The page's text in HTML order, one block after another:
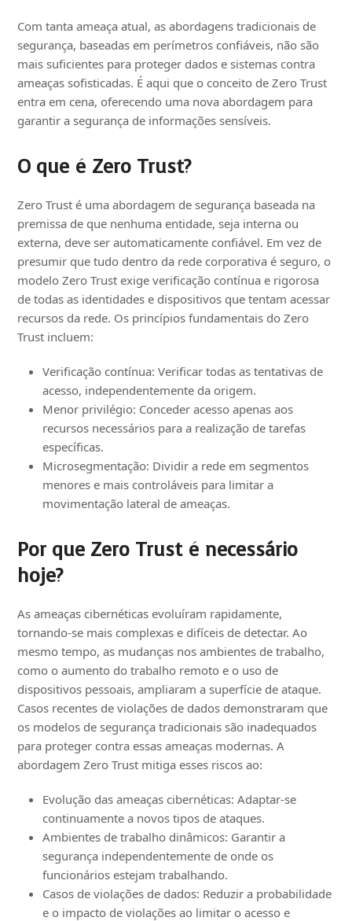
Com tanta ameaça atual, as abordagens tradicionais de
segurança, baseadas em perímetros confiáveis, não são
mais suficientes para proteger dados e sistemas contra
ameaças sofisticadas. É aqui que o conceito de Zero Trust
entra em cena, oferecendo uma nova abordagem para
garantir a segurança de informações sensíveis.
O que é Zero Trust?
Zero Trust é uma abordagem de segurança baseada na
premissa de que nenhuma entidade, seja interna ou
externa, deve ser automaticamente confiável. Em vez de
presumir que tudo dentro da rede corporativa é seguro, o
modelo Zero Trust exige verificação contínua e rigorosa
de todas as identidades e dispositivos que tentam acessar
recursos da rede. Os princípios fundamentais do Zero
Trust incluem:
Verificação contínua: Verificar todas as tentativas de
acesso, independentemente da origem.
Menor privilégio: Conceder acesso apenas aos
recursos necessários para a realização de tarefas
específicas.
Microsegmentação: Dividir a rede em segmentos
menores e mais controláveis para limitar a
movimentação lateral de ameaças.
Por que Zero Trust é necessário
hoje?
As ameaças cibernéticas evoluíram rapidamente,
tornando-se mais complexas e difíceis de detectar. Ao
mesmo tempo, as mudanças nos ambientes de trabalho,
como o aumento do trabalho remoto e o uso de
dispositivos pessoais, ampliaram a superfície de ataque.
Casos recentes de violações de dados demonstraram que
os modelos de segurança tradicionais são inadequados
para proteger contra essas ameaças modernas. A
abordagem Zero Trust mitiga esses riscos ao:
Evolução das ameaças cibernéticas: Adaptar-se
continuamente a novos tipos de ataques.
Ambientes de trabalho dinâmicos: Garantir a
segurança independentemente de onde os
funcionários estejam trabalhando.
Casos de violações de dados: Reduzir a probabilidade
e o impacto de violações ao limitar o acesso e